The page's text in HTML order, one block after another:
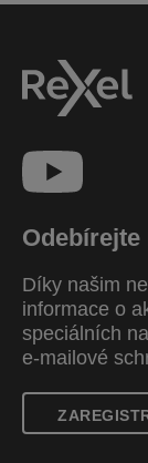
Odebírejte
Díky našim
informace o
speciálních
e-mailové